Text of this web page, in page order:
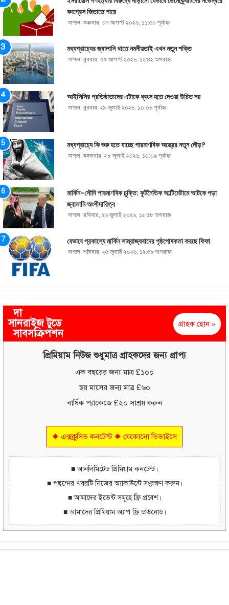
কংগ্রেস জিতাতে পারে
লন্ডন: শুক্রবার, ০৭ আগস্ট ২০২৬, ১১:৫০ পূর্বাহ্ণ
মধ্যপ্রাচ্যের জ্বালানি খাতে নমনীয়তাই এখন নতুন শক্তি
লন্ডন: বুধবার, ০৫ আগস্ট ২০২৬, ১২:৪২ অপরাহ্ণ
আইসিসির প্রতিষ্ঠাতাদের এটাকে ধ্বংস হতে দেওয়া উচিত নয়
লন্ডন: বুধবার, ২৯ জুলাই ২০২৬, ১০:০৬ পূর্বাহ্ণ
মধ্যপ্রাচ্যে কি শুরু হতে যাচ্ছে পারমাণবিক অস্ত্রের নতুন দৌড়?
লন্ডন: মঙ্গলবার, ২৮ জুলাই ২০২৬, ১০:০৯ পূর্বাহ্ণ
মার্কিন-সৌদি পারমাণবিক চুক্তি: কূটনৈতিক আল্টিমেটামে আটকে পড়া
জ্বালানি অংশীদারিত্ব
লন্ডন: রবিবার, ২৬ জুলাই ২০২৬, ১২:৫৮ অপরাহ্ণ
যেভাবে প্রকাশ্যে মার্কিন সাম্রাজ্যবাদের পৃষ্ঠপোষকতা করছে ফিফা
লন্ডন: শনিবার, ২৫ জুলাই ২০২৬, ১২:৫৮ অপরাহ্ণ
দা
সানরাইজ টুডে
সাবসক্রিপশন
গ্রাহক হোন »
প্রিমিয়াম নিউজ শুধুমাত্র গ্রাহকদের জন্য প্রাপ্য
এক বছরের জন্য মাত্র £১০০
ছয় মাসের জন্য মাত্র £৬০
বার্ষিক প্যাকেজে £২০ সাশ্রয় করুন
✸ এক্সক্লুসিভ কনটেন্ট ✸ যেকোনো ডিভাইসে
■ আনলিমিটেড প্রিমিয়াম কনটেন্ট।
■ পছন্দের খবরটি নিজের অ্যাকাউন্টে সংরক্ষণ করুন।
■ আমাদের ইভেন্ট সমূহে ফ্রি প্রবেশ।
■ আমাদের প্রিমিয়াম অ্যাপ ফ্রি ডাউনোড।